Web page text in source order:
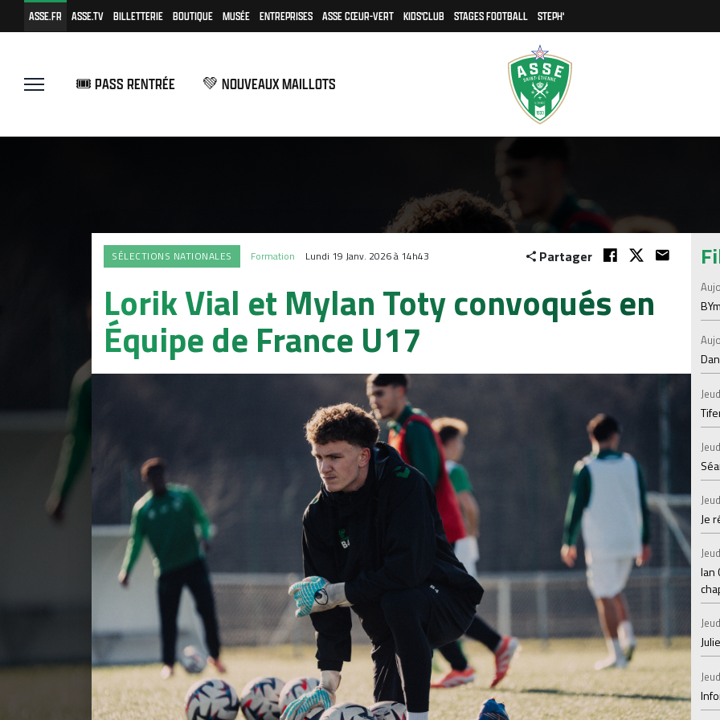
ASSE.FR ASSE.TV BILLETTERIE BOUTIQUE MUSÉE ENTREPRISES ASSE CŒUR-VERT KIDS'CLUB STAGES FOOTBALL STEPH'
🎟️ PASS RENTRÉE 💚 NOUVEAUX MAILLOTS
SÉLECTIONS NATIONALES Formation Lundi 19 Janv. 2026 à 14h43 Partager
Lorik Vial et Mylan Toty convoqués en
Équipe de France U17
Je
Ian